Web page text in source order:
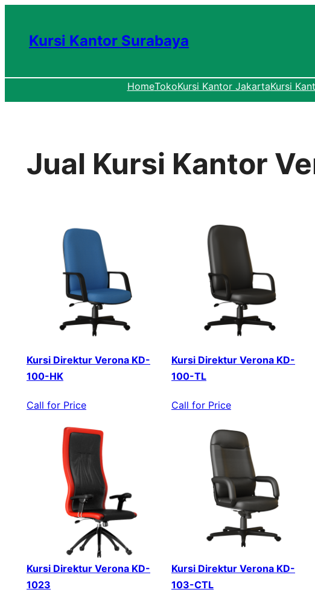
Kursi Kantor Surabaya
HomeTokoKursi Kantor JakartaKursi
Jual Kursi Kantor
Kursi Direktur Verona KD-
100-HK
Call for Price
Kursi Direktur Verona KD-
100-TL
Call for Price
Kursi Direktur Verona KD-
1023
Kursi Direktur Verona KD-
103-CTL